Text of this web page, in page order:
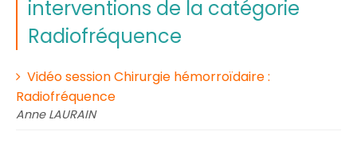
interventions de la catégorie
Radiofréquence
Vidéo session Chirurgie hémorroïdaire :
Radiofréquence
Anne LAURAIN